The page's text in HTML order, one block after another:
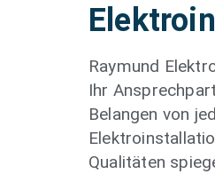
Raymund
Ihr
Belangen von
Qualitäten